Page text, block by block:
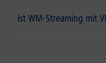
Ist WM-Streaming mit